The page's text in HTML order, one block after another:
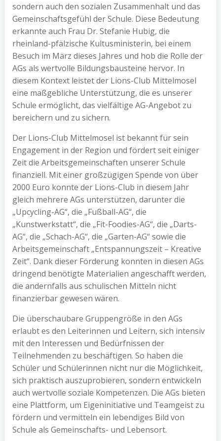
sondern auch den sozialen Zusammenhalt und das
Gemeinschaftsgefühl der Schule. Diese Bedeutung
erkannte auch Frau Dr. Stefanie Hubig, die
rheinland-pfälzische Kultusministerin, bei einem
Besuch im März dieses Jahres und hob die Rolle der
AGs als wertvolle Bildungsbausteine hervor. In
diesem Kontext leistet der Lions-Club Mittelmosel
eine maßgebliche Unterstützung, die es unserer
Schule ermöglicht, das vielfältige AG-Angebot zu
bereichern und zu sichern.
Der Lions-Club Mittelmosel ist bekannt für sein
Engagement in der Region und fördert seit einiger
Zeit die Arbeitsgemeinschaften unserer Schule
finanziell. Mit einer großzügigen Spende von über
2000 Euro konnte der Lions-Club in diesem Jahr
gleich mehrere AGs unterstützen, darunter die
„Upcycling-AG“, die „Fußball-AG“, die
„Kunstwerkstatt“, die „Fit-Foodies-AG“, die „Darts-
AG“, die „Schach-AG“, die „Garten-AG“ sowie die
Arbeitsgemeinschaft „Entspannungszeit – Kreative
Zeit“. Dank dieser Förderung konnten in diesen AGs
dringend benötigte Materialien angeschafft werden,
die andernfalls aus schulischen Mitteln nicht
finanzierbar gewesen wären.
Die überschaubare Gruppengröße in den AGs
erlaubt es den Leiterinnen und Leitern, sich intensiv
mit den Interessen und Bedürfnissen der
Teilnehmenden zu beschäftigen. So haben die
Schüler und Schülerinnen nicht nur die Möglichkeit,
sich praktisch auszuprobieren, sondern entwickeln
auch wertvolle soziale Kompetenzen. Die AGs bieten
eine Plattform, um Eigeninitiative und Teamgeist zu
fördern und vermitteln ein lebendiges Bild von
Schule als Gemeinschafts- und Lebensort.